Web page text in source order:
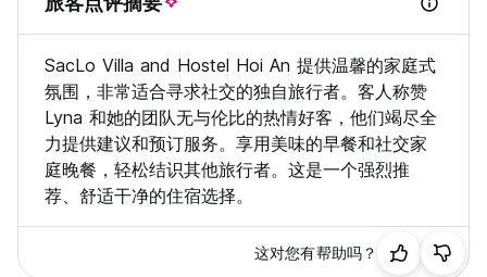
对于团体预订，我们通常将宿舍房间分配在一起。但由于宿舍面积
的限制，可能会有例外。如果您的预订有特殊要求，请提前告知我
们。
快来入住我们酒店，体验会安的魔力，您将永远不想离开！
我们期待您加入 SacLo 大家庭！ (Auto-translated from original
language)
SacLo Villa and Hostel Hoi An 提供温馨的家庭式
氛围，非常适合寻求社交的独自旅行者。客人称赞
Lyna 和她的团队无与伦比的热情好客，他们竭尽全
力提供建议和预订服务。享用美味的早餐和社交家
庭晚餐，轻松结识其他旅行者。这是一个强烈推
荐、舒适干净的住宿选择。
这对您有帮助吗？